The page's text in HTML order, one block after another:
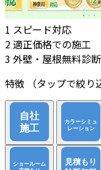
1 スピード対応
2適正価格での施工
3 外壁・屋根無料診断
特徴
（タップで絞り